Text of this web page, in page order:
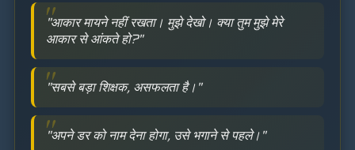
"आकार मायने नहीं रखता। मुझे देखो। क्या तुम मुझे मेरे
आकार से आंकते हो?"
"सबसे बड़ा शिक्षक, असफलता है।"
"अपने डर को नाम देना होगा, उसे भगाने से पहले।"